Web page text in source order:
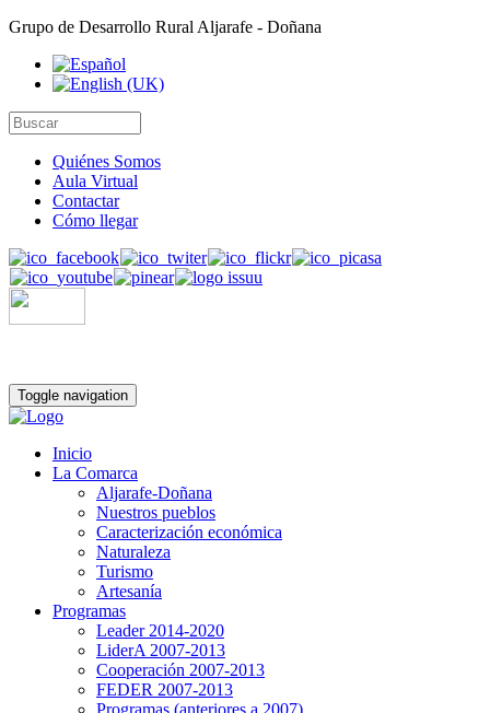
Grupo de Desarrollo Rural Aljarafe - Doñana
Quiénes Somos
Aula Virtual
Contactar
Cómo llegar
Toggle navigation
Inicio
La Comarca
Aljarafe-Doñana
Nuestros pueblos
Caracterización económica
Naturaleza
Turismo
Artesanía
Programas
Leader 2014-2020
LiderA 2007-2013
Cooperación 2007-2013
FEDER 2007-2013
Programas (anteriores a 2007)